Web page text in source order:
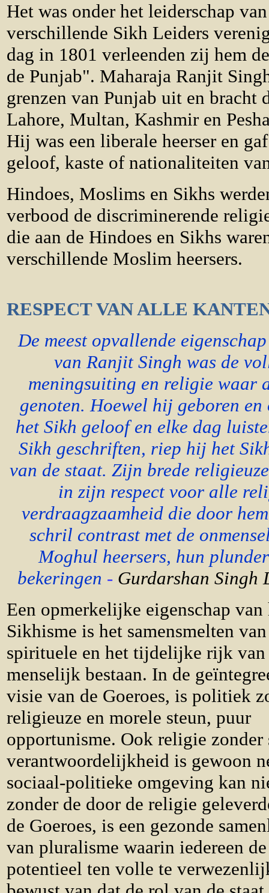
Het was onder het leiderschap
verschillende Sikh Leiders
dag in 1801 verleenden zij hem
de Punjab". Maharaja Ranjit
grenzen van Punjab uit en bracht
Lahore, Multan, Kashmir en
Hij was een liberale heerser en
geloof, kaste of nationaliteiten
Hindoes, Moslims en Sikhs
verbood de discriminerende
die aan de Hindoes en Sikhs
verschillende Moslim heersers.
RESPECT VAN ALLE
De meest opvallende
van Ranjit Singh was de
meningsuiting en religie waar
genoten. Hoewel hij geboren en
het Sikh geloof en elke dag
Sikh geschriften, riep hij het
van de staat. Zijn brede
in zijn respect voor alle
verdraagzaamheid die door
schril contrast met de
Moghul heersers, hun
bekeringen - Gurdarshan Singh
Een opmerkelijke eigenschap van
Sikhisme is het samensmelten
spirituele en het tijdelijke rijk van
menselijk bestaan​​. In de
visie van de Goeroes, is politiek
religieuze en morele steun, puur
opportunisme. Ook religie
verantwoordelijkheid is gewoon
sociaal-politieke omgeving kan
zonder de door de religie
de Goeroes, is een gezonde
van pluralisme waarin iedereen
potentieel ten volle te